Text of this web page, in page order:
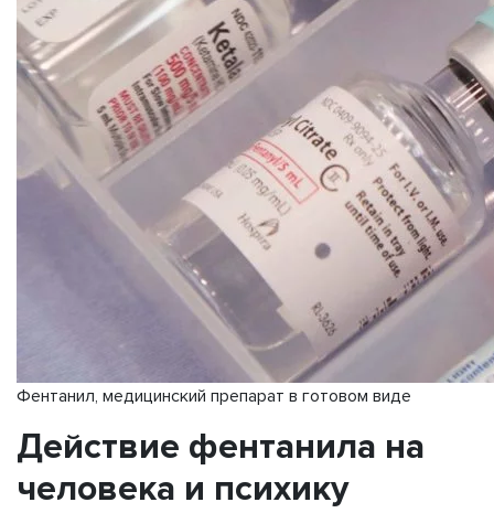
Фентанил, медицинский препарат в готовом виде
Действие фентанила на
человека и психику